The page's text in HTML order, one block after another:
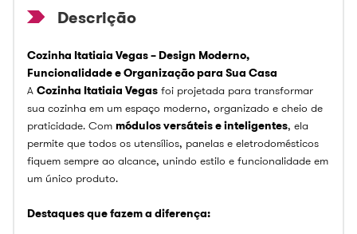
Cozinha Itatiaia Vegas – Design Moderno,
Funcionalidade e Organização para Sua Casa
A Cozinha Itatiaia Vegas foi projetada para transformar
sua cozinha em um espaço moderno, organizado e cheio de
praticidade. Com módulos versáteis e inteligentes, ela
permite que todos os utensílios, panelas e eletrodomésticos
fiquem sempre ao alcance, unindo estilo e funcionalidade em
um único produto.
Destaques que fazem a diferença: